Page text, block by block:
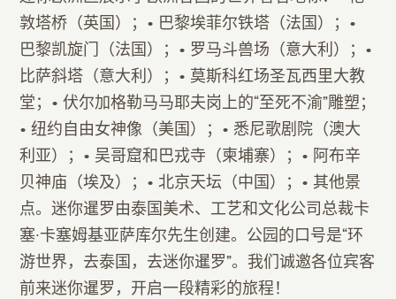
敦塔桥（英国）；• 巴黎埃菲尔铁塔（法国）；•
巴黎凯旋门（法国）；• 罗马斗兽场（意大利）；•
比萨斜塔（意大利）；• 莫斯科红场圣瓦西里大教
堂；• 伏尔加格勒马马耶夫岗上的“至死不渝”雕塑；
• 纽约自由女神像（美国）；• 悉尼歌剧院（澳大
利亚）；• 吴哥窟和巴戎寺（柬埔寨）；• 阿布辛
贝神庙（埃及）；• 北京天坛（中国）；• 其他景
点。迷你暹罗由泰国美术、工艺和文化公司总裁卡
塞·卡塞姆基亚萨库尔先生创建。公园的口号是“环
游世界，去泰国，去迷你暹罗”。我们诚邀各位宾客
前来迷你暹罗，开启一段精彩的旅程！